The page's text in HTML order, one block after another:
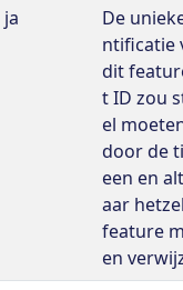
ja
De
ntificatie
dit
t ID zou
el
door de
een en
aar
feature
en